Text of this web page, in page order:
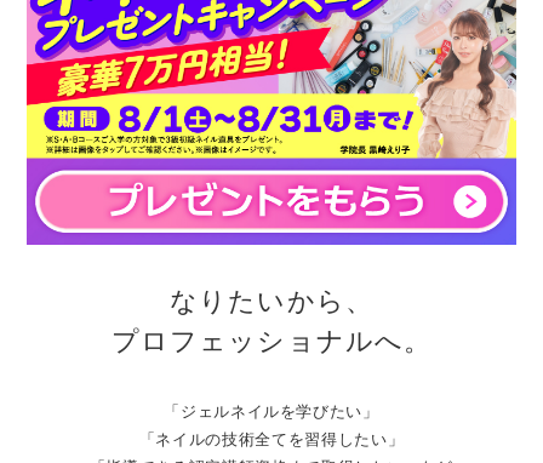
なりたいから、
プロフェッショナルへ。
「ジェルネイルを学びたい」
「ネイルの技術全てを習得したい」